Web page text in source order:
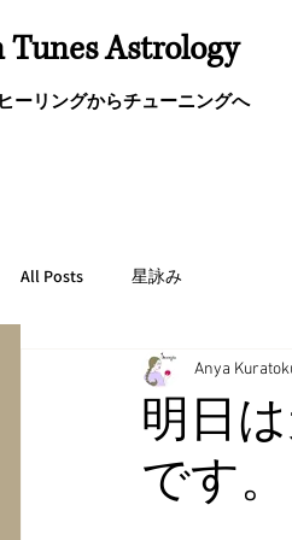
Tunes Astrology
ーリングからチューニングへ
All Posts 星詠み
明日
です。
Anya